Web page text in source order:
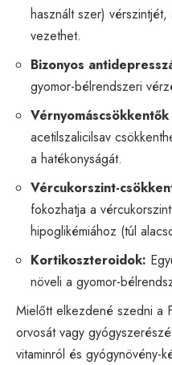
használt szer)
vezethet.
Bizonyos
gyomor-bélrendszeri
acetilszalicilsav
a hatékonyságát.
Vércukorszint-
fokozhatja a
hipoglikémiához (túl
Kortikoszteroidok:
növeli a gyomor-
Mielőtt elkezdené szedni a
orvosát vagy
vitaminról és gyógynövény-